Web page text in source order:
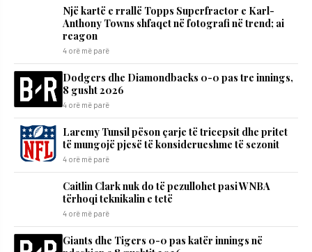
Një kartë e rrallë Topps Superfractor e Karl-
Anthony Towns shfaqet në fotografi në trend; ai
reagon
4 orë më parë
Dodgers dhe Diamondbacks 0-0 pas tre innings,
8 gusht 2026
4 orë më parë
Laremy Tunsil pëson çarje të tricepsit dhe pritet
të mungojë pjesë të konsiderueshme të sezonit
4 orë më parë
Caitlin Clark nuk do të pezullohet pasi WNBA
tërhoqi teknikalin e tetë
4 orë më parë
Giants dhe Tigers 0-0 pas katër innings në